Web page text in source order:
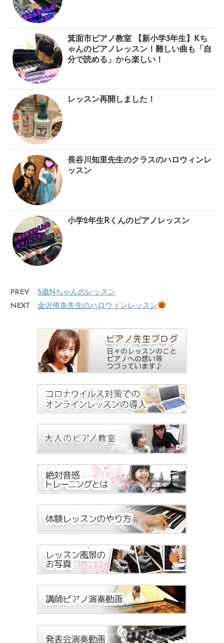
箕面市ピアノ教室 【新小学3年生】Kち
ゃんのピアノレッスン！難しい曲も「自
分で読める」から楽しい！
レッスン再開しました！
長谷川知里先生のクラスのハロウィンレ
ッスン
小学2年生Rくんのピアノレッスン
PREV
5歳Nちゃんのレッスン
NEXT
金沢侑奈先生のハロウィンレッスン